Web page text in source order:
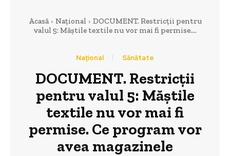
Acasă Național
DOCUMENT. Restricții pentru
valul 5: Măștile textile nu vor mai fi permise....
Național Sănătate
DOCUMENT. Restricții
pentru valul 5: Măștile
textile nu vor mai fi
permise. Ce program vor
avea magazinele